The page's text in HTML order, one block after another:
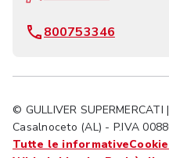
800753346
© GULLIVER
Casalnoceto (AL) - P.IVA
Tutte le informative